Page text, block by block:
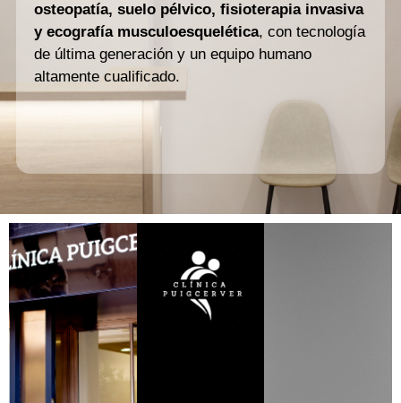
osteopatía, suelo pélvico, fisioterapia invasiva
y ecografía musculoesquelética, con tecnología
de última generación y un equipo humano
altamente cualificado.